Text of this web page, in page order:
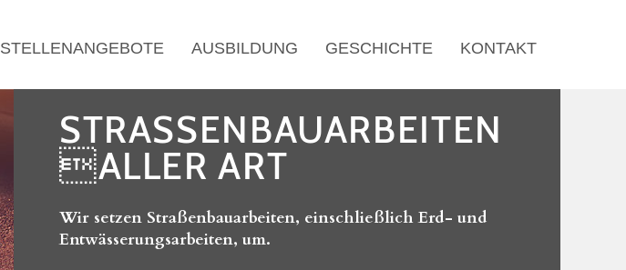
STELLENANGEBOTE AUSBILDUNG GESCHICHTE KONTAKT
STRASSENBAUARBEITEN
ALLER ART
Wir setzen Straßenbauarbeiten, einschließlich Erd- und
Entwässerungsarbeiten, um.